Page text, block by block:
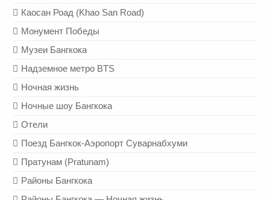
Каосан Роад (Khao San Road)
Монумент Победы
Музеи Бангкока
Надземное метро BTS
Ночная жизнь
Ночные шоу Бангкока
Отели
Поезд Бангкок-Аэропорт Суварнабхуми
Пратунам (Pratunam)
Районы Бангкока